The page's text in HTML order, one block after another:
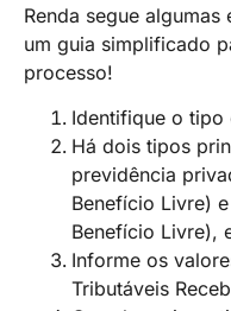
Renda segue
um guia simplificado
processo!
Identifique o tipo
Há dois tipos
previdência
Benefício Livre)
Benefício Livre),
Informe os
Tributáveis